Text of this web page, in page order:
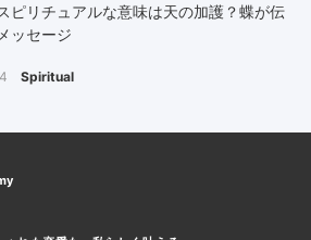
ピリチュアルな意味は天の加護？蝶が伝
ッセージ
Spiritual